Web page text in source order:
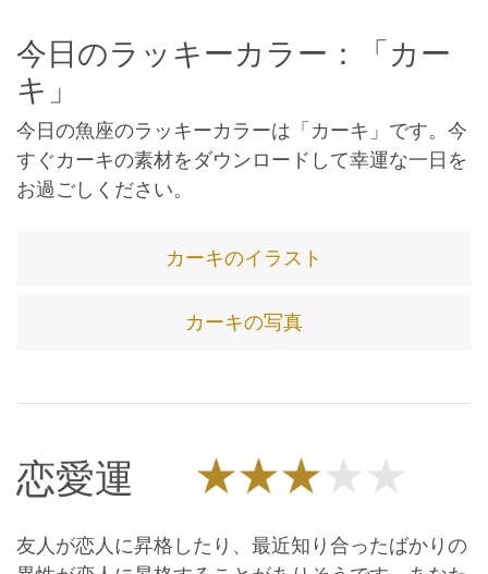
今日のラッキーカラー：「カー
キ」
今日の魚座のラッキーカラーは「カーキ」です。今
すぐカーキの素材をダウンロードして幸運な一日を
お過ごしください。
カーキのイラスト
カーキの写真
恋愛運
友人が恋人に昇格したり、最近知り合ったばかりの